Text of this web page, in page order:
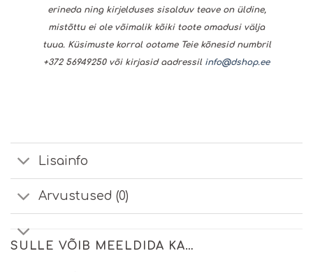
erineda ning kirjelduses sisalduv teave on üldine,
mistõttu ei ole võimalik kõiki toote omadusi välja
tuua. Küsimuste korral ootame Teie kõnesid numbril
+372 56949250 või kirjasid aadressil info@dshop.ee
Lisainfo
Arvustused (0)
SULLE VÕIB MEELDIDA KA…